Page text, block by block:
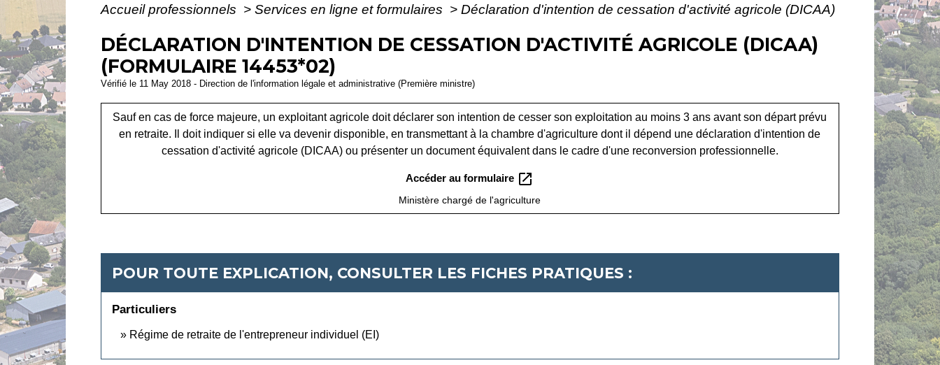
Accueil professionnels > Services en ligne et formulaires > Déclaration d'intention de cessation d'activité agricole (DICAA)
DÉCLARATION D'INTENTION DE CESSATION D'ACTIVITÉ AGRICOLE (DICAA)
(FORMULAIRE 14453*02)
Vérifié le 11 May 2018 - Direction de l'information légale et administrative (Première ministre)
Sauf en cas de force majeure, un exploitant agricole doit déclarer son intention de cesser son exploitation au moins 3 ans avant son départ prévu
en retraite. Il doit indiquer si elle va devenir disponible, en transmettant à la chambre d'agriculture dont il dépend une déclaration d'intention de
cessation d'activité agricole (DICAA) ou présenter un document équivalent dans le cadre d'une reconversion professionnelle.
Accéder au formulaire open_in_new
Ministère chargé de l'agriculture
POUR TOUTE EXPLICATION, CONSULTER LES FICHES PRATIQUES :
Particuliers
Régime de retraite de l'entrepreneur individuel (EI)